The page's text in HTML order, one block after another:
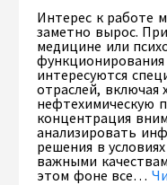
Интерес к работе
заметно вырос.
медицине или
интересуются
отраслей, включая
нефтехимическую
концентрация
анализировать
решения в
важными
этом фоне все…